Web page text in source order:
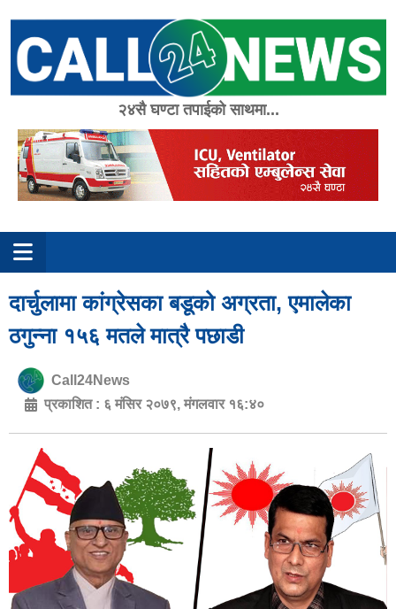
content
२४सै घण्टा तपाईको साथमा...
दार्चुलामा कांग्रेसका बडूको अग्रता, एमालेका
ठगुन्ना १५६ मतले मात्रै पछाडी
Call24News
प्रकाशित : ६ मंसिर २०७९, मंगलवार १६:४०